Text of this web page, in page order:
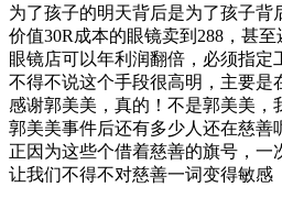
为了孩子的明天背后是为了孩子背
价值30R成本的眼镜卖到288，甚
眼镜店可以年利润翻倍，必须指定
不得不说这个手段很高明，主要是
感谢郭美美，真的！不是郭美美，
郭美美事件后还有多少人还在慈善
正因为这些个借着慈善的旗号，一
让我们不得不对慈善一词变得敏感